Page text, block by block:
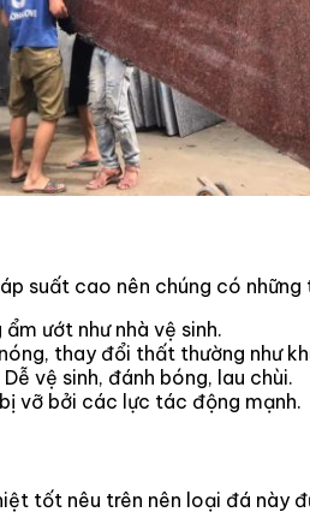
suất cao nên chúng có những
ướt như nhà vệ sinh.
thay đổi thất thường như
vệ sinh, đánh bóng, lau chùi.
vỡ bởi các lực tác động mạnh.
tốt nêu trên nên loại đá này